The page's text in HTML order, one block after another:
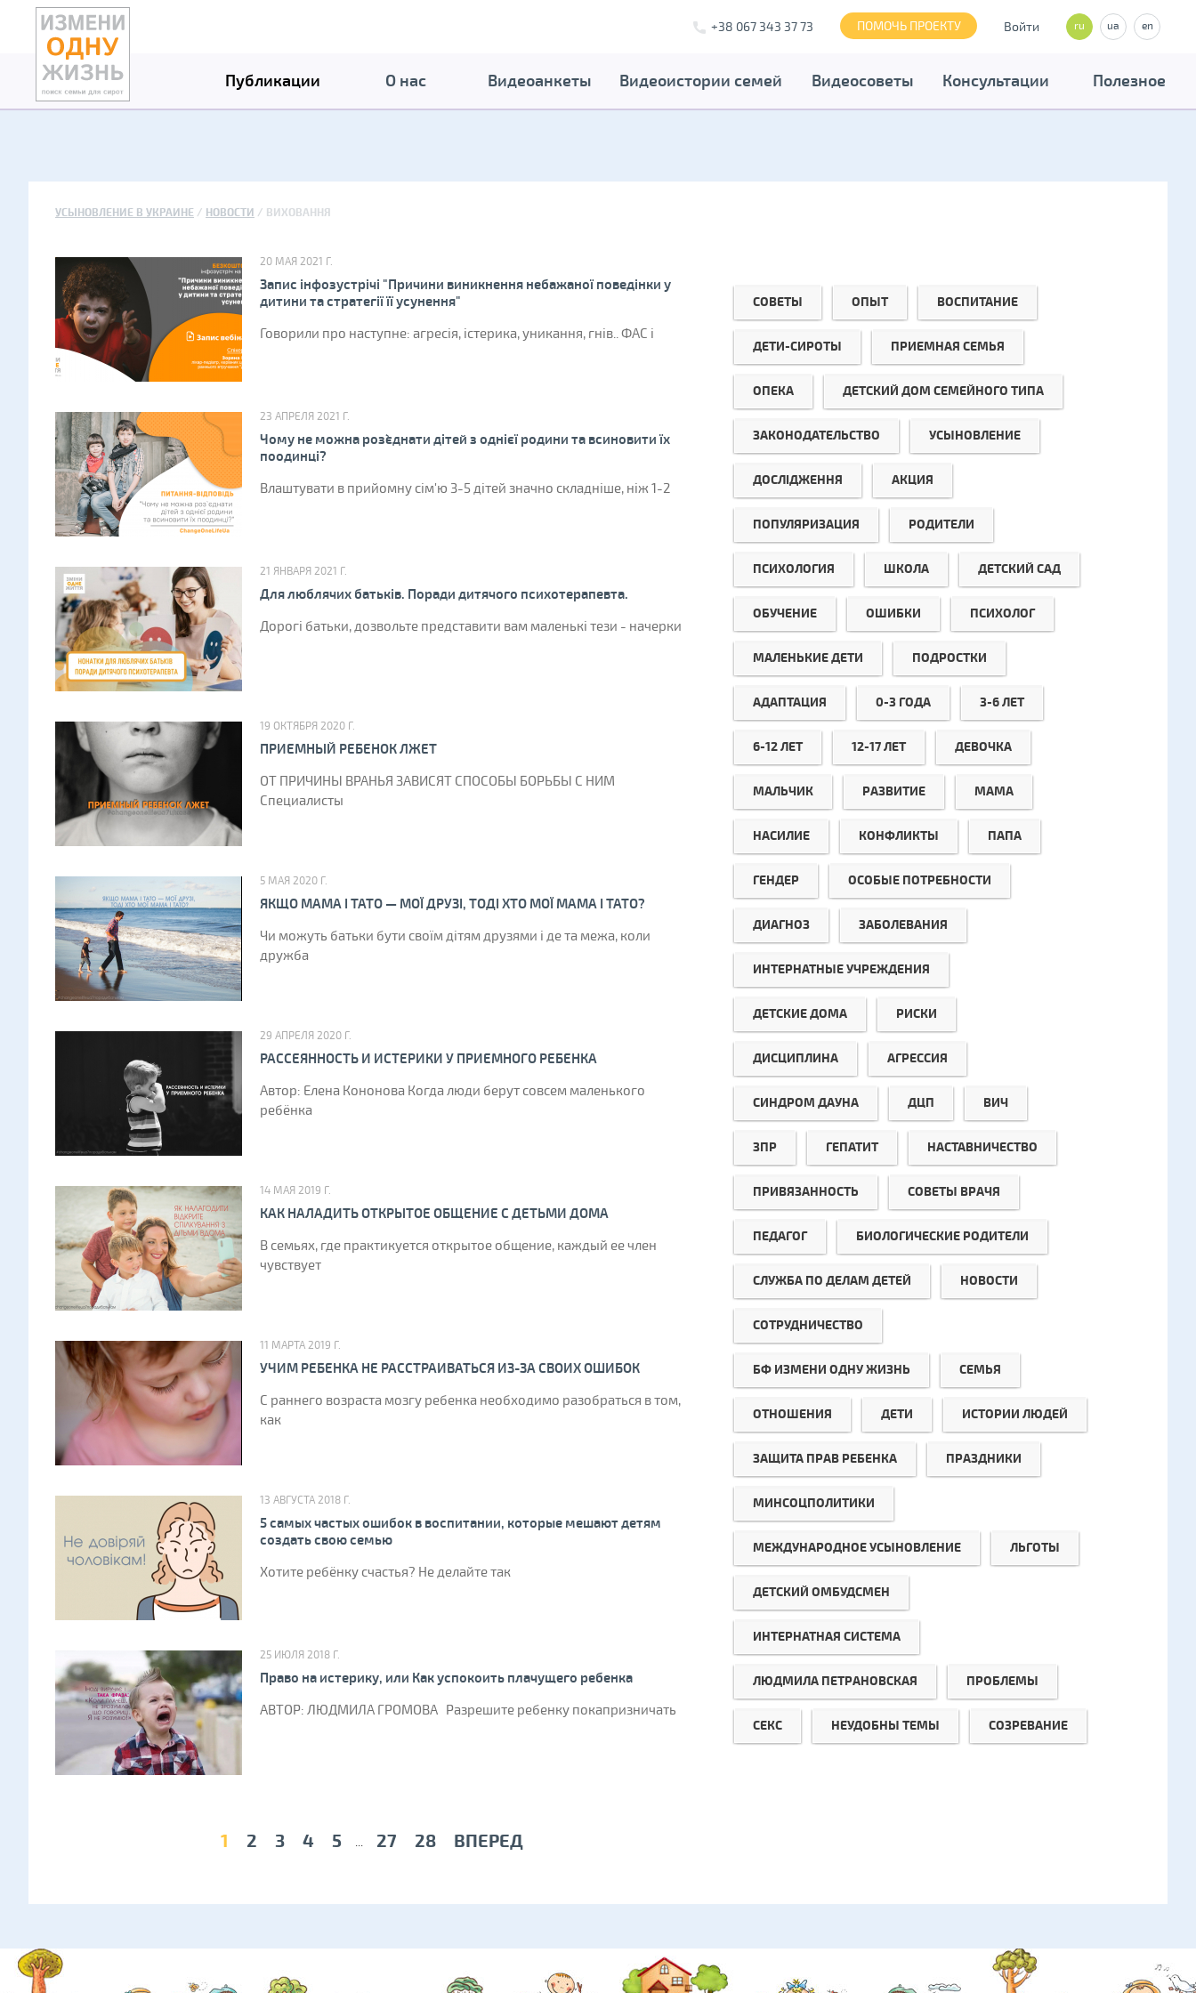
+38 067 343 37 73 ПОМОЧЬ ПРОЕКТУ Войти ru ua en
Публикации О нас Видеоанкеты Видеоистории семей Видеосоветы Консультации Полезное
УСЫНОВЛЕНИЕ В УКРАИНЕ НОВОСТИ ВИХОВАННЯ
20 МАЯ 2021 Г.
Запис інфозустрічі "Причини виникнення небажаної поведінки у
дитини та стратегії її усунення"
Говорили про наступне: агресія, істерика, уникання, гнів.. ФАС і
23 АПРЕЛЯ 2021 Г.
Чому не можна роз`єднати дітей з однієї родини та всиновити їх
поодинці?
Влаштувати в прийомну сім'ю 3-5 дітей значно складніше, ніж 1-2
21 ЯНВАРЯ 2021 Г.
Для люблячих батьків. Поради дитячого психотерапевта.
Дорогі батьки, дозвольте представити вам маленькі тези - начерки
19 ОКТЯБРЯ 2020 Г.
ПРИЕМНЫЙ РЕБЕНОК ЛЖЕТ
ОТ ПРИЧИНЫ ВРАНЬЯ ЗАВИСЯТ СПОСОБЫ БОРЬБЫ С НИМ
Специалисты
5 МАЯ 2020 Г.
ЯКЩО МАМА І ТАТО — МОЇ ДРУЗІ, ТОДІ ХТО МОЇ МАМА І ТАТО?
Чи можуть батьки бути своїм дітям друзями і де та межа, коли
дружба
29 АПРЕЛЯ 2020 Г.
РАССЕЯННОСТЬ И ИСТЕРИКИ У ПРИЕМНОГО РЕБЕНКА
Автор: Елена Кононова Когда люди берут совсем маленького
ребёнка
14 МАЯ 2019 Г.
КАК НАЛАДИТЬ ОТКРЫТОЕ ОБЩЕНИЕ С ДЕТЬМИ ДОМА
В семьях, где практикуется открытое общение, каждый ее член
чувствует
11 МАРТА 2019 Г.
УЧИМ РЕБЕНКА НЕ РАССТРАИВАТЬСЯ ИЗ-ЗА СВОИХ ОШИБОК
С раннего возраста мозгу ребенка необходимо разобраться в том,
как
13 АВГУСТА 2018 Г.
5 самых частых ошибок в воспитании, которые мешают детям
создать свою семью
Хотите ребёнку счастья? Не делайте так
25 ИЮЛЯ 2018 Г.
Право на истерику, или Как успокоить плачущего ребенка
АВТОР: ЛЮДМИЛА ГРОМОВА Разрешите ребенку покапризничать
1 2 3 4 5 ... 27 28 ВПЕРЕД
СОВЕТЫ ОПЫТ ВОСПИТАНИЕ
ДЕТИ-СИРОТЫ ПРИЕМНАЯ СЕМЬЯ
ОПЕКА ДЕТСКИЙ ДОМ СЕМЕЙНОГО ТИПА
ЗАКОНОДАТЕЛЬСТВО УСЫНОВЛЕНИЕ
ДОСЛІДЖЕННЯ АКЦИЯ
ПОПУЛЯРИЗАЦИЯ РОДИТЕЛИ
ПСИХОЛОГИЯ ШКОЛА ДЕТСКИЙ САД
ОБУЧЕНИЕ ОШИБКИ ПСИХОЛОГ
МАЛЕНЬКИЕ ДЕТИ ПОДРОСТКИ
АДАПТАЦИЯ 0-3 ГОДА 3-6 ЛЕТ
6-12 ЛЕТ 12-17 ЛЕТ ДЕВОЧКА
МАЛЬЧИК РАЗВИТИЕ МАМА
НАСИЛИЕ КОНФЛИКТЫ ПАПА
ГЕНДЕР ОСОБЫЕ ПОТРЕБНОСТИ
ДИАГНОЗ ЗАБОЛЕВАНИЯ
ИНТЕРНАТНЫЕ УЧРЕЖДЕНИЯ
ДЕТСКИЕ ДОМА РИСКИ
ДИСЦИПЛИНА АГРЕССИЯ
СИНДРОМ ДАУНА ДЦП ВИЧ
ЗПР ГЕПАТИТ НАСТАВНИЧЕСТВО
ПРИВЯЗАННОСТЬ СОВЕТЫ ВРАЧЯ
ПЕДАГОГ БИОЛОГИЧЕСКИЕ РОДИТЕЛИ
СЛУЖБА ПО ДЕЛАМ ДЕТЕЙ НОВОСТИ
СОТРУДНИЧЕСТВО
БФ ИЗМЕНИ ОДНУ ЖИЗНЬ СЕМЬЯ
ОТНОШЕНИЯ ДЕТИ ИСТОРИИ ЛЮДЕЙ
ЗАЩИТА ПРАВ РЕБЕНКА ПРАЗДНИКИ
МИНСОЦПОЛИТИКИ
МЕЖДУНАРОДНОЕ УСЫНОВЛЕНИЕ ЛЬГОТЫ
ДЕТСКИЙ ОМБУДСМЕН
ИНТЕРНАТНАЯ СИСТЕМА
ЛЮДМИЛА ПЕТРАНОВСКАЯ ПРОБЛЕМЫ
СЕКС НЕУДОБНЫ ТЕМЫ СОЗРЕВАНИЕ